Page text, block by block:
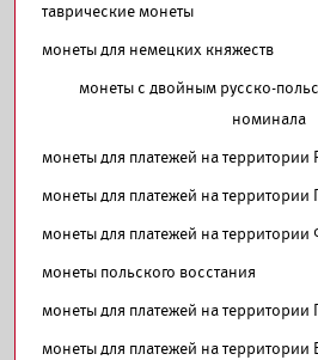
таврические монеты
монеты для немецких княжеств
монеты с двойным русско-
номинала
монеты для платежей на территории
монеты для платежей на территории
монеты для платежей на
монеты польского восстания
монеты для платежей на территории
монеты для платежей на